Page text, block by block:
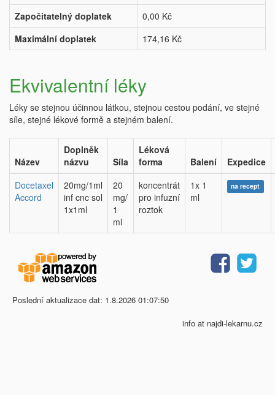
Započitatelný doplatek
0,00 Kč
Maximální doplatek
174,16 Kč
Ekvivalentní léky
Léky se stejnou účinnou látkou, stejnou cestou podání, ve stejné
síle, stejné lékové formě a stejném balení.
Název
Doplněk
názvu
Síla
Léková
forma
Balení
Expedice
Docetaxel
Accord
20mg/1ml
inf cnc sol
1x1ml
20
mg/
1
ml
koncentrát
pro infuzní
roztok
1x 1
ml
na recept
Poslední aktualizace dat: 1.8.2026 01:07:50
info at najdi-lekarnu.cz